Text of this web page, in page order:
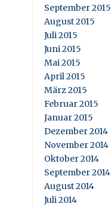
September 2015
August 2015
Juli 2015
Juni 2015
Mai 2015
April 2015
März 2015
Februar 2015
Januar 2015
Dezember 2014
November 2014
Oktober 2014
September 2014
August 2014
Juli 2014